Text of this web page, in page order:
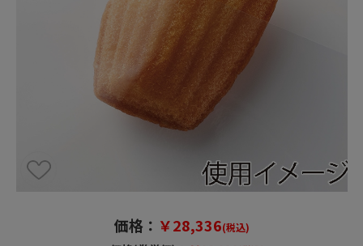
価格： ￥28,336(税込)